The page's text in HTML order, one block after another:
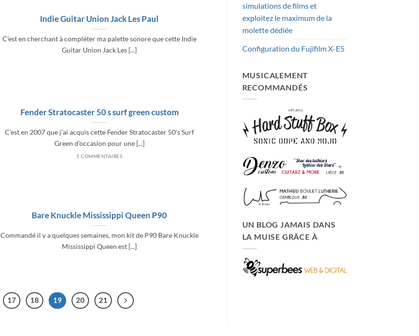
Indie Guitar Union Jack Les Paul
C’est en cherchant à compléter ma palette sonore que cette Indie
Guitar Union Jack Les [...]
Fender Stratocaster 50 s surf green custom
C’est en 2007 que j’ai acquis cette Fender Stratocaster 50’s Surf
Green d’occasion pour une [...]
5 COMMENTAIRES
Bare Knuckle Mississippi Queen P90
Commandé il y a quelques semaines, mon kit de P90 Bare Knuckle
Mississippi Queen est [...]
17 18 19 20 21
simulations de films et
exploitez le maximum de la
molette dédiée
Configuration du Fujifilm X-E5
MUSICALEMENT
RECOMMANDÉS
UN BLOG JAMAIS DANS
LA MUISE GRÂCE À